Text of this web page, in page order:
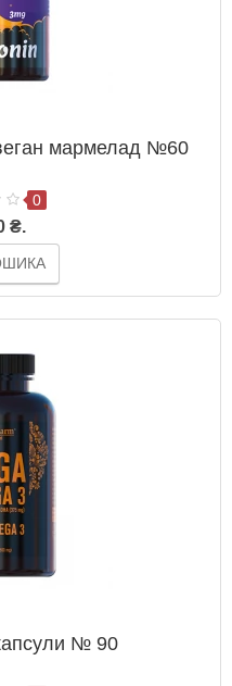
мармелад №60
0
₴.
№ 90